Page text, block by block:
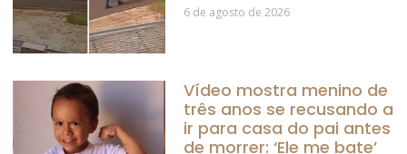
6 de agosto de 2026
Vídeo mostra menino de
três anos se recusando a
ir para casa do pai antes
de morrer: ‘Ele me bate’